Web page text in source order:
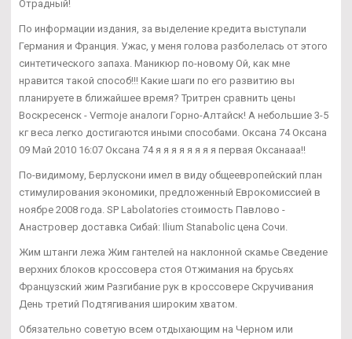
Отрадный!
По информации издания, за выделение кредита выступали
Германия и Франция. Ужас, у меня голова разболелась от этого
синтетического запаха. Маникюр по-новому Ой, как мне
нравится такой способ!!! Какие шаги по его развитию вы
планируете в ближайшее время? Тритрен сравнить цены
Воскресенск - Vermoje аналоги Горно-Алтайск! А небольшие 3-5
кг веса легко достигаются иными способами. Оксана 74 Оксана
09 Май 2010 16:07 Оксана 74 я я я я я я я я первая Оксанааа!!
По-видимому, Берлускони имел в виду общеевропейский план
стимулирования экономики, предложенный Еврокомиссией в
ноябре 2008 года. SP Labolatories стоимость Павлово -
Анастровер доставка Сибай: Ilium Stanabolic цена Сочи.
Жим штанги лежа Жим гантелей на наклонной скамье Сведение
верхних блоков кроссовера стоя Отжимания на брусьях
Французский жим Разгибание рук в кроссовере Скручивания
День третий Подтягивания широким хватом.
Обязательно советую всем отдыхающим на Черном или